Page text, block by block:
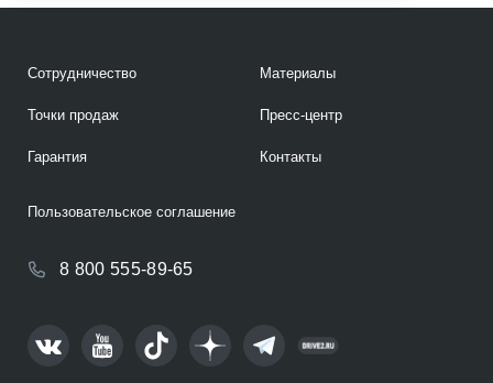
Сотрудничество
Точки продаж
Гарантия
Материалы
Пресс-центр
Контакты
8 800 555-89-65
Пользовательское соглашение